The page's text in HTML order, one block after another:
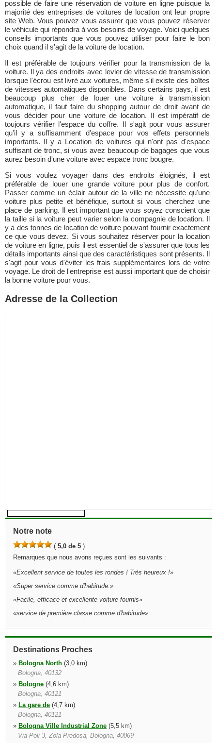
possible de faire une réservation de voiture en ligne puisque la
majorité des entreprises de voitures de location ont leur propre
site Web. Vous pouvez vous assurer que vous pouvez réserver
le véhicule qui répondra à vos besoins de voyage. Voici quelques
conseils importants que vous pouvez utiliser pour faire le bon
choix quand il s'agit de la voiture de location.
Il est préférable de toujours vérifier pour la transmission de la
voiture. Il ya des endroits avec levier de vitesse de transmission
lorsque l'écrou est livré aux voitures, même s'il existe des boîtes
de vitesses automatiques disponibles. Dans certains pays, il est
beaucoup plus cher de louer une voiture à transmission
automatique, il faut faire du shopping autour de droit avant de
vous décider pour une voiture de location. Il est impératif de
toujours vérifier l'espace du coffre. Il s'agit pour vous assurer
qu'il y a suffisamment d'espace pour vos effets personnels
importants. Il y a Location de voitures qui n'ont pas d'espace
suffisant de tronc, si vous avez beaucoup de bagages que vous
aurez besoin d'une voiture avec espace tronc bougre.
Si vous voulez voyager dans des endroits éloignés, il est
préférable de louer une grande voiture pour plus de confort.
Passer comme un éclair autour de la ville ne nécessite qu'une
voiture plus petite et bénéfique, surtout si vous cherchez une
place de parking. Il est important que vous soyez conscient que
la taille si la voiture peut varier selon la compagnie de location. Il
y a des tonnes de location de voiture pouvant fournir exactement
ce que vous devez. Si vous souhaitez réserver pour la location
de voiture en ligne, puis il est essentiel de s'assurer que tous les
détails importants ainsi que des caractéristiques sont présents. Il
s'agit pour vous d'éviter les frais supplémentaires lors de votre
voyage. Le droit de l'entreprise est aussi important que de choisir
la bonne voiture pour vous.
Adresse de la Collection
Notre note
( 5,0 de 5 )
Remarques que nous avons reçues sont les suivants :
«Excellent service de toutes les rondes ! Très heureux !»
«Super service comme d'habitude.»
«Facile, efficace et excellente voiture fournis»
«service de première classe comme d'habitude»
Destinations Proches
» Bologna North (3,0 km)
Bologna, 40132
» Bologne (4,6 km)
Bologna, 40121
» La gare de (4,7 km)
Bologna, 40121
» Bologna Ville Industrial Zone (5,5 km)
Via Poli 3, Zola Predosa, Bologna, 40069